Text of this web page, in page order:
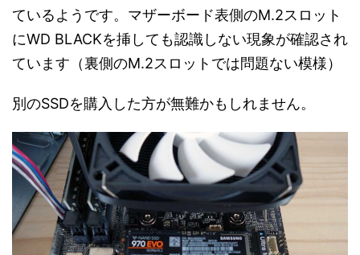
ているようです。マザーボード表側のM.2スロット
にWD BLACKを挿しても認識しない現象が確認され
ています（裏側のM.2スロットでは問題ない模様）
別のSSDを購入した方が無難かもしれません。